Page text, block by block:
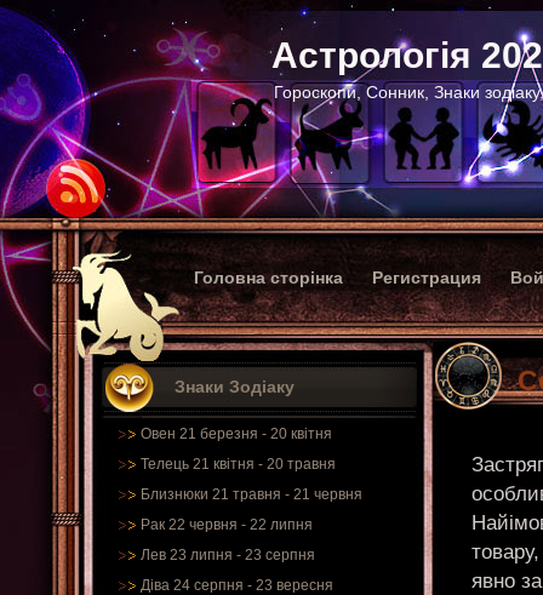
Астрологія
Гороскопи, Сонник, Знаки
Головна сторінка Регистрация
Знаки Зодіаку
Овен 21 березня - 20 квітня
Телець 21 квітня - 20 травня
Близнюки 21 травня - 21 червня
Рак 22 червня - 22 липня
Лев 23 липня - 23 серпня
Діва 24 серпня - 23 вересня
явно